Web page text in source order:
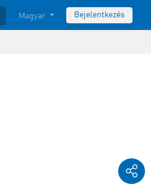
Magyar Bejelentkezés